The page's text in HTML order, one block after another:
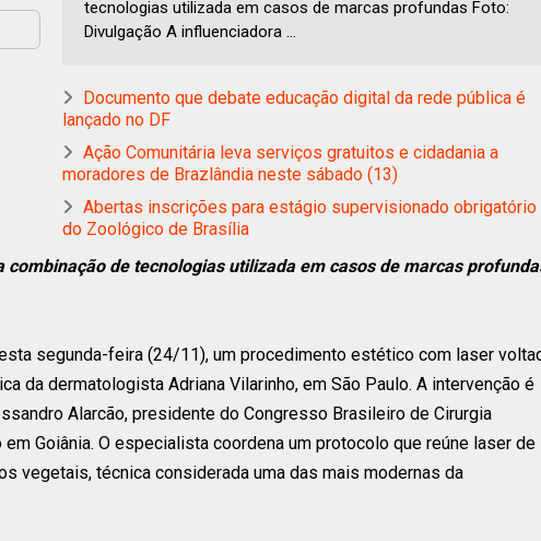
tecnologias utilizada em casos de marcas profundas Foto:
Divulgação A influenciadora ...
Documento que debate educação digital da rede pública é
lançado no DF
Ação Comunitária leva serviços gratuitos e cidadania a
moradores de Brazlândia neste sábado (13)
Abertas inscrições para estágio supervisionado obrigatório
do Zoológico de Brasília
de tecnologias utilizada em casos de marcas
segunda-feira (24/11), um procedimento estético com laser
da dermatologista Adriana Vilarinho, em São Paulo. A intervenção é
Alarcão, presidente do Congresso Brasileiro de Cirurgia
Goiânia. O especialista coordena um protocolo que reúne laser de
vegetais, técnica considerada uma das mais modernas da